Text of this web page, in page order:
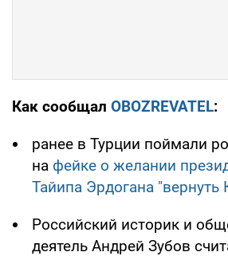
Как сообщал OBOZREVATEL:
ранее в Турции поймали
на фейке о желании
Тайипа Эрдогана
Российский историк и
деятель Андрей Зубов